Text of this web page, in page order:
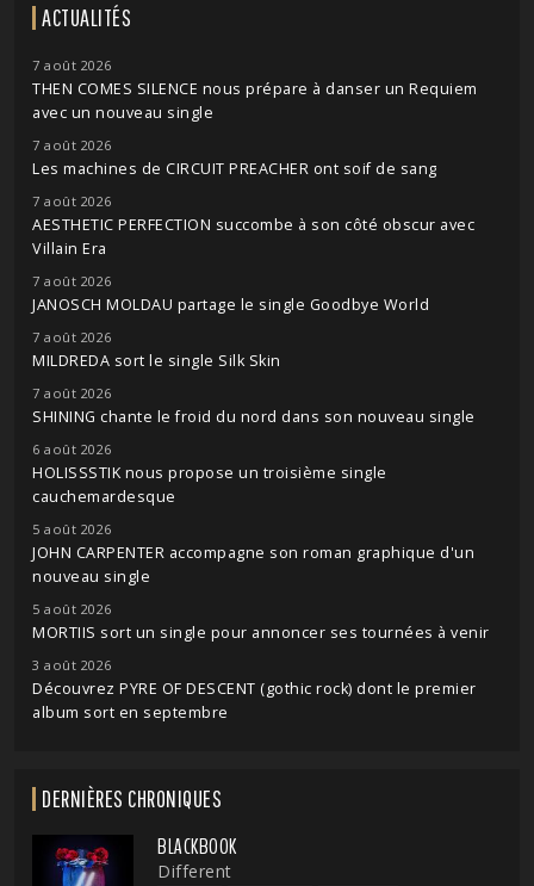
ACTUALITÉS
7 août 2026
THEN COMES SILENCE nous prépare à danser un Requiem
avec un nouveau single
7 août 2026
Les machines de CIRCUIT PREACHER ont soif de sang
7 août 2026
AESTHETIC PERFECTION succombe à son côté obscur avec
Villain Era
7 août 2026
JANOSCH MOLDAU partage le single Goodbye World
7 août 2026
MILDREDA sort le single Silk Skin
7 août 2026
SHINING chante le froid du nord dans son nouveau single
6 août 2026
HOLISSSTIK nous propose un troisième single
cauchemardesque
5 août 2026
JOHN CARPENTER accompagne son roman graphique d'un
nouveau single
5 août 2026
MORTIIS sort un single pour annoncer ses tournées à venir
3 août 2026
Découvrez PYRE OF DESCENT (gothic rock) dont le premier
album sort en septembre
DERNIÈRES CHRONIQUES
BLACKBOOK
Different